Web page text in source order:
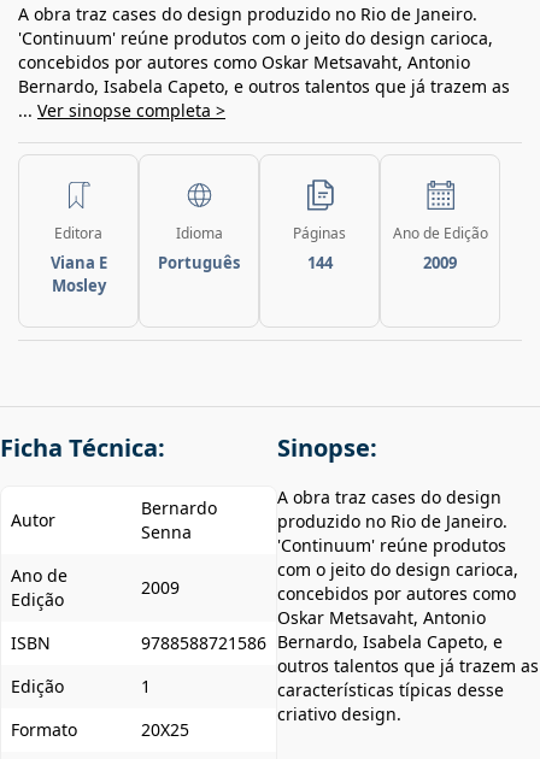
A obra traz cases do design produzido no Rio de Janeiro.
'Continuum' reúne produtos com o jeito do design carioca,
concebidos por autores como Oskar Metsavaht, Antonio
Bernardo, Isabela Capeto, e outros talentos que já trazem as
... Ver sinopse completa >
Editora
Viana E
Mosley
Idioma
Português
Páginas
144
Ano de Edição
2009
Ficha Técnica:
Autor
Bernardo
Senna
Ano de
Edição
2009
ISBN
9788588721586
Edição
1
Formato
20X25
Sinopse:
A obra traz cases do design
produzido no Rio de Janeiro.
'Continuum' reúne produtos
com o jeito do design carioca,
concebidos por autores como
Oskar Metsavaht, Antonio
Bernardo, Isabela Capeto, e
outros talentos que já trazem as
características típicas desse
criativo design.